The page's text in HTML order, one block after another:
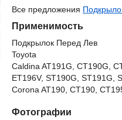
Все предложения
Применимость
Подкрылок Перед Лев
Toyota
Caldina AT191G, CT190G,
ET196V, ST190G, ST191G,
Corona AT190, CT190,
Фотографии